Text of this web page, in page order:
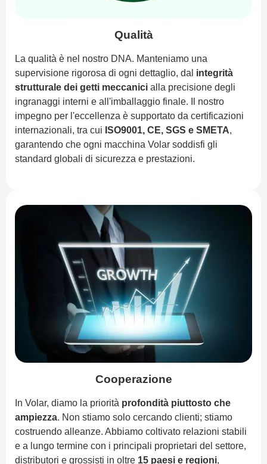
Qualità
La qualità è nel nostro DNA. Manteniamo una
supervisione rigorosa di ogni dettaglio, dal integrità
strutturale dei getti meccanici alla precisione degli
ingranaggi interni e all'imballaggio finale. Il nostro
impegno per l'eccellenza è supportato da certificazioni
internazionali, tra cui ISO9001, CE, SGS e SMETA,
garantendo che ogni macchina Volar soddisfi gli
standard globali di sicurezza e prestazioni.
Cooperazione
In Volar, diamo la priorità profondità piuttosto che
ampiezza. Non stiamo solo cercando clienti; stiamo
costruendo alleanze. Abbiamo coltivato relazioni stabili
e a lungo termine con i principali proprietari del settore,
distributori e grossisti in oltre 15 paesi e regioni,